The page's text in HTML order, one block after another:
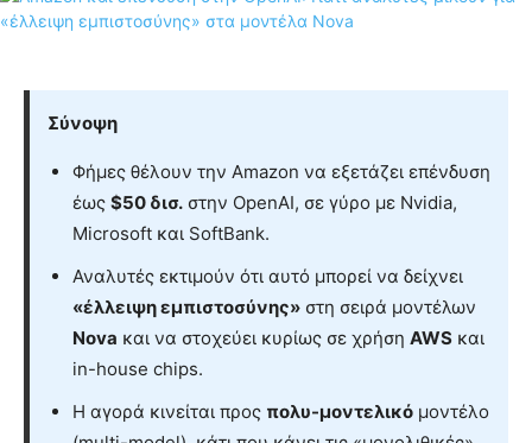
Σύνοψη
Φήμες θέλουν την Amazon να εξετάζει επένδυση
έως $50 δισ. στην OpenAI, σε γύρο με Nvidia,
Microsoft και SoftBank.
Αναλυτές εκτιμούν ότι αυτό μπορεί να δείχνει
«έλλειψη εμπιστοσύνης» στη σειρά μοντέλων
Nova και να στοχεύει κυρίως σε χρήση AWS και
in-house chips.
Η αγορά κινείται προς πολυ-μοντελικό μοντέλο